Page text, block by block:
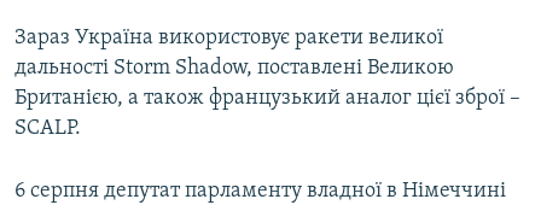
Зараз Україна використовує ракети великої
дальності Storm Shadow, поставлені Великою
Британією, а також французький аналог цієї зброї –
SCALP.
6 серпня депутат парламенту владної в Німеччині